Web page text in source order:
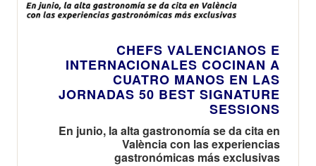
CHEFS VALENCIANOS E
INTERNACIONALES COCINAN A
CUATRO MANOS EN LAS
JORNADAS 50 BEST SIGNATURE
SESSIONS
En junio, la alta gastronomía se da cita en
València con las experiencias
gastronómicas más exclusivas